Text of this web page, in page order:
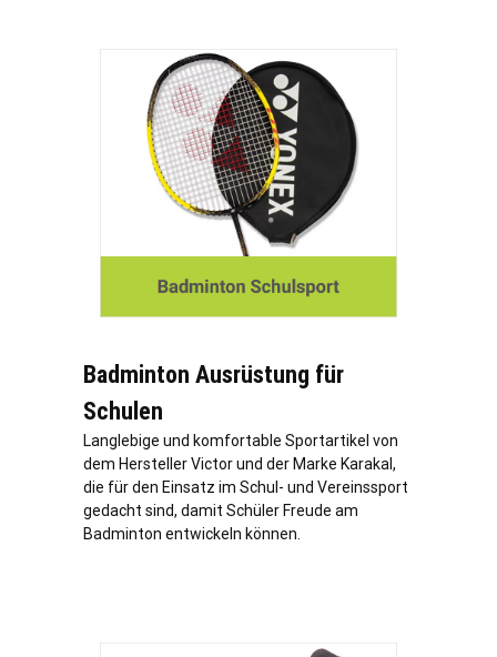
Badminton Ausrüstung für
Schulen
Langlebige und komfortable Sportartikel von
dem Hersteller Victor und der Marke Karakal,
die für den Einsatz im Schul- und Vereinssport
gedacht sind, damit Schüler Freude am
Badminton entwickeln können.